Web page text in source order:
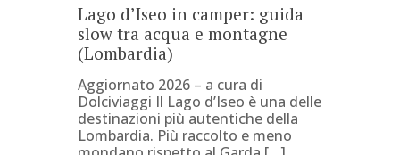
Lago d’Iseo in camper: guida
slow tra acqua e montagne
(Lombardia)
Aggiornato 2026 – a cura di
Dolciviaggi Il Lago d’Iseo è una delle
destinazioni più autentiche della
Lombardia. Più raccolto e meno